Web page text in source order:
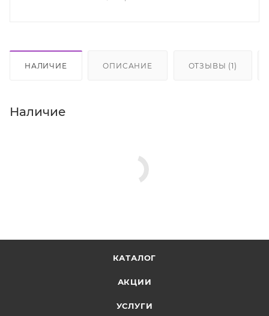
НАЛИЧИЕ ОПИСАНИЕ ОТЗЫВЫ (1)
Наличие
КАТАЛОГ
АКЦИИ
УСЛУГИ